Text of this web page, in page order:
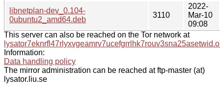
libnetplan-dev_0.104-
0ubuntu2_amd64.deb
3110
2022-
Mar-10
09:08
This server can also be reached on the Tor network at
Information:
Data handling policy
The mirror administration can be reached at ftp-master (at)
lysator.liu.se